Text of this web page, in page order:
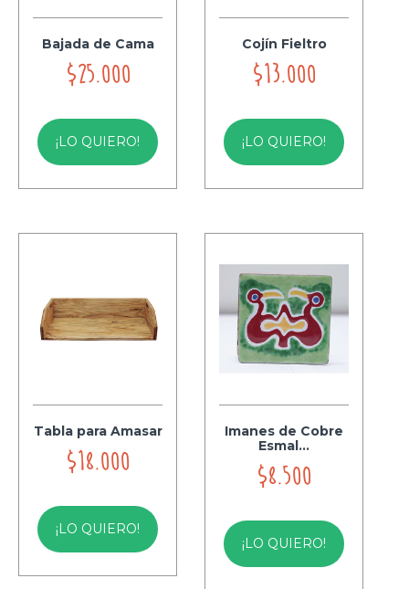
Bajada de Cama
$25.000
¡LO QUIERO!
Cojín Fieltro
$13.000
¡LO QUIERO!
Tabla para Amasar
$18.000
¡LO QUIERO!
Imanes de Cobre
Esmal...
$8.500
¡LO QUIERO!